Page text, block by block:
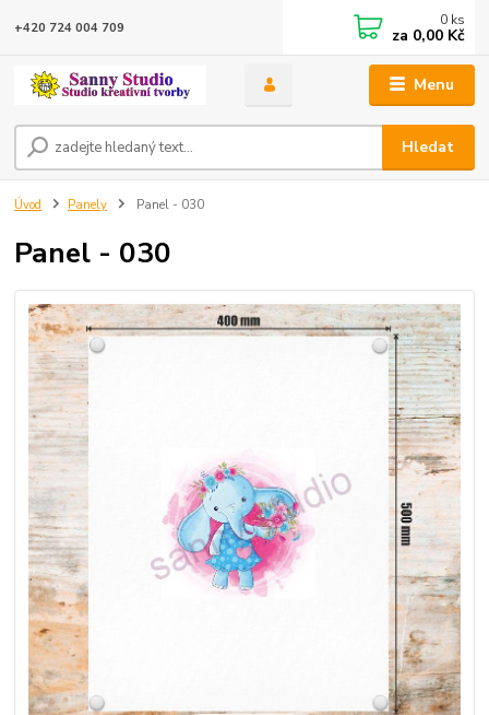
Menu
Hledat
+420 724 004 709 0 ks
za 0,00 Kč
Úvod Panely Panel - 030
Panel - 030